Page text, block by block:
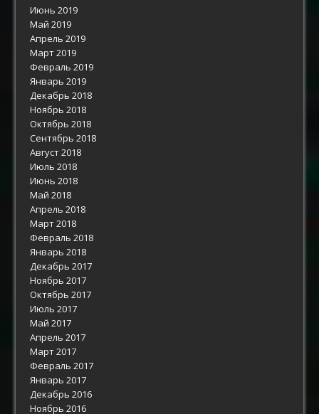
Июнь 2019
Май 2019
Апрель 2019
Март 2019
Февраль 2019
Январь 2019
Декабрь 2018
Ноябрь 2018
Октябрь 2018
Сентябрь 2018
Август 2018
Июль 2018
Июнь 2018
Май 2018
Апрель 2018
Март 2018
Февраль 2018
Январь 2018
Декабрь 2017
Ноябрь 2017
Октябрь 2017
Июль 2017
Май 2017
Апрель 2017
Март 2017
Февраль 2017
Январь 2017
Декабрь 2016
Ноябрь 2016